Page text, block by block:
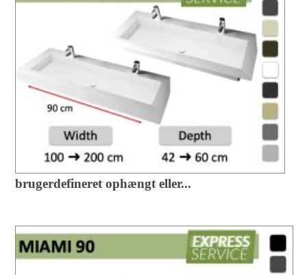
brugerdefineret ophængt eller...